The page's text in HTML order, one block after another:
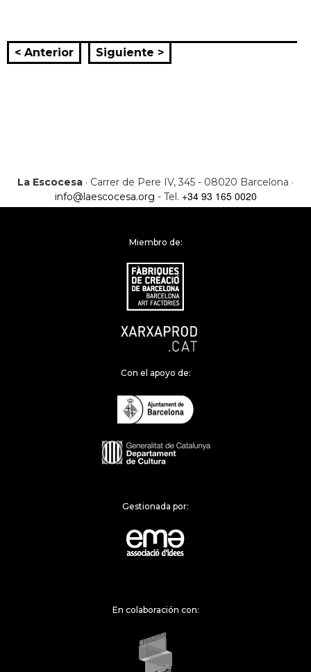
< Anterior Siguiente >
La Escocesa · Carrer de Pere IV, 345 - 08020 Barcelona ·
info@laescocesa.org - Tel. +34 93 165 0020
Miembro de:
Con el apoyo de:
Gestionada por:
En colaboración con: